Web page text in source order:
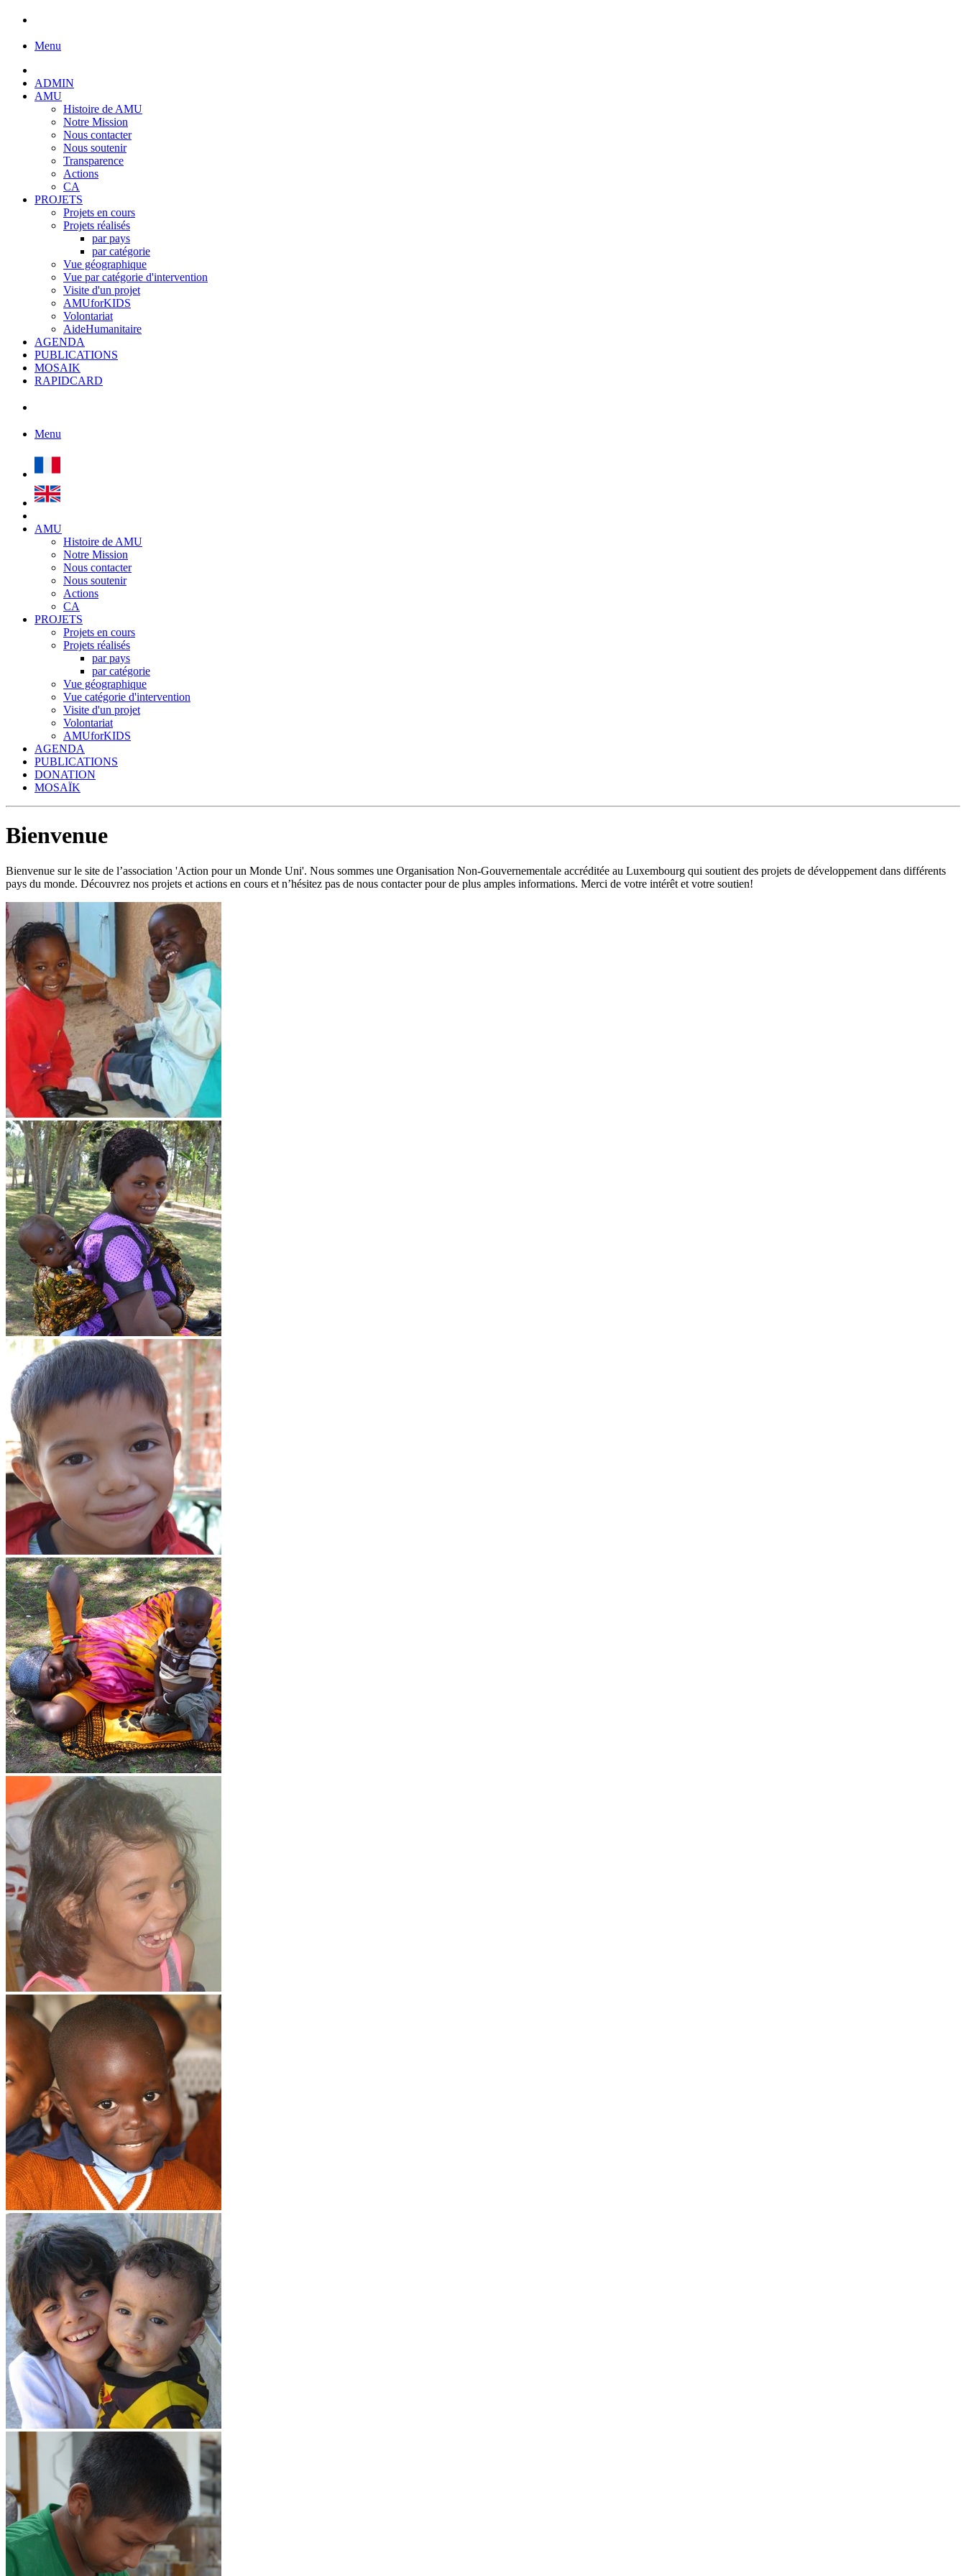
Menu
ADMIN
AMU
Histoire de AMU
Notre Mission
Nous contacter
Nous soutenir
Transparence
Actions
CA
PROJETS
Projets en cours
Projets réalisés
par pays
par catégorie
Vue géographique
Vue par catégorie d'intervention
Visite d'un projet
AMUforKIDS
Volontariat
AideHumanitaire
AGENDA
PUBLICATIONS
MOSAIK
RAPIDCARD
Menu
AMU
Histoire de AMU
Notre Mission
Nous contacter
Nous soutenir
Actions
CA
PROJETS
Projets en cours
Projets réalisés
par pays
par catégorie
Vue géographique
Vue catégorie d'intervention
Visite d'un projet
Volontariat
AMUforKIDS
AGENDA
PUBLICATIONS
DONATION
MOSAÏK
Bienvenue
Bienvenue sur le site de l’association 'Action pour un Monde Uni'. Nous sommes une Organisation Non-Gouvernementale accréditée au Luxembourg qui soutient des projets de développement dans différents
pays du monde. Découvrez nos projets et actions en cours et n’hésitez pas de nous contacter pour de plus amples informations. Merci de votre intérêt et votre soutien!